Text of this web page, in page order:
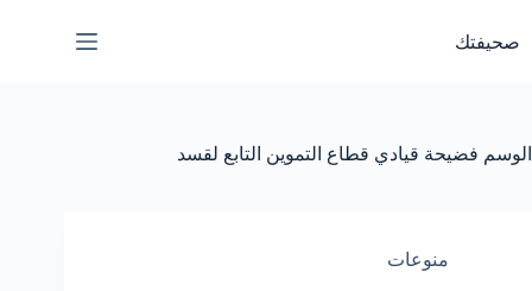
المحتوى
صحيفتك
الوسم فضيحة قيادي قطاع التموين التابع لقسد
منوعات